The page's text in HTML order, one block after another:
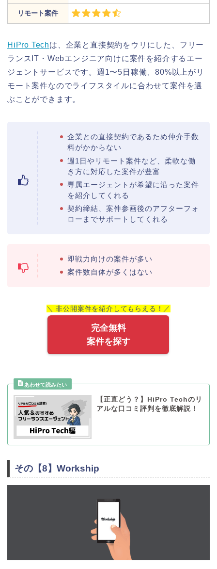
リモート案件
HiPro Techは、企業と直接契約をウリにした、フリー
ランスIT・Webエンジニア向けに案件を紹介するエー
ジェントサービスです。週1〜5日稼働、80%以上がリ
モート案件なのでライフスタイルに合わせて案件を選
ぶことができます。
企業との直接契約であるため仲介手数
料がかからない
週1日やリモート案件など、柔軟な働
き方に対応した案件が豊富
専属エージェントが希望に沿った案件
を紹介してくれる
契約締結、案件参画後のアフターフォ
ローまでサポートしてくれる
即戦力向けの案件が多い
案件数自体が多くはない
＼ 非公開案件を紹介してもらえる！／
完全無料
案件を探す
【正直どう？】HiPro Techのリ
アルな口コミ評判を徹底解説！
その【8】Workship